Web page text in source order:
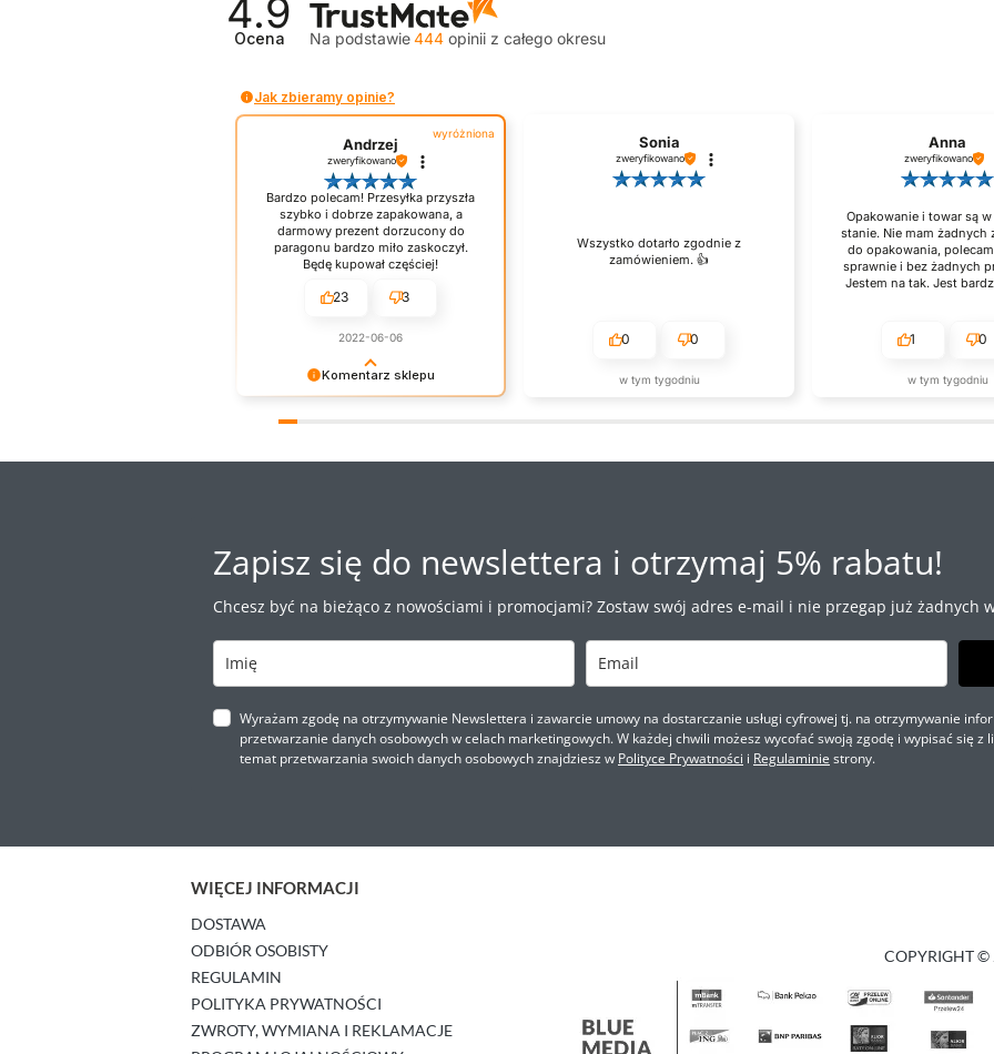
4.9
Ocena Na podstawie444 opinii z całego okresu
Jak zbieramy opinie?
Komentarz sklepu
szybkiego zobaczenia!
wyróżniona
Andrzej
zweryfikowano
Bardzo polecam! Przesyłka przyszła
szybko i dobrze zapakowana, a
darmowy prezent dorzucony do
paragonu bardzo miło zaskoczył.
Będę kupował częściej!
23 3
2022-06-06
Sonia
zweryfikowano
Wszystko dotarło zgodnie z
zamówieniem. 👍️
0 0
w tym tygodniu
Anna
zweryfikowano
Opakowanie i towar są
stanie. Nie mam żadnych
do opakowania,
sprawnie i bez żadnych
Jestem na tak. Jest
1 0
w tym tygodniu
Zapisz się do newslettera i otrzymaj 5% rabatu!
Chcesz być na bieżąco z nowościami i promocjami? Zostaw swój adres e-mail i nie przegap już żadnych
Wyrażam zgodę na otrzymywanie Newslettera i zawarcie umowy na dostarczanie usługi cyfrowej tj. na otrzymywanie
przetwarzanie danych osobowych w celach marketingowych. W każdej chwili możesz wycofać swoją zgodę i wypisać się
temat przetwarzania swoich danych osobowych znajdziesz w Polityce Prywatności i Regulaminie strony.
WIĘCEJ INFORMACJI
DOSTAWA
ODBIÓR OSOBISTY
REGULAMIN
POLITYKA PRYWATNOŚCI
ZWROTY, WYMIANA I REKLAMACJE
COPYRIGHT ©